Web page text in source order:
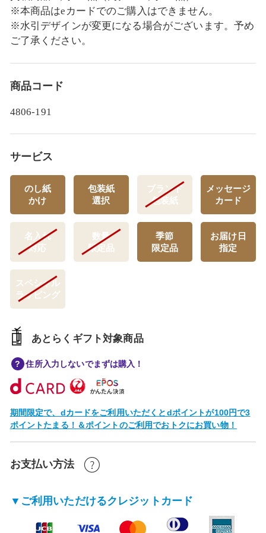
※本商品はeカードでのご購入はできません。
※水引デザインが変更になる場合がございます。予め
ご了承ください。
商品コード
4806-191
サービス
のし紙
かけ
包装紙
選択
ブランド
包装紙
メッセージ
カード
名入れ
対応
数量
限定品
季節
限定品
お届け日
指定
スペシャル
ラッピング
あとらくギフト対象商品
住所入力しないでまずは購入！
期間限定で、dカードをご利用いただくとdポイントが100円で3
ポイントたまる！＆ポイントのご利用でおトクにお買い物！
お支払い方法
▼ご利用いただけるクレジットカード